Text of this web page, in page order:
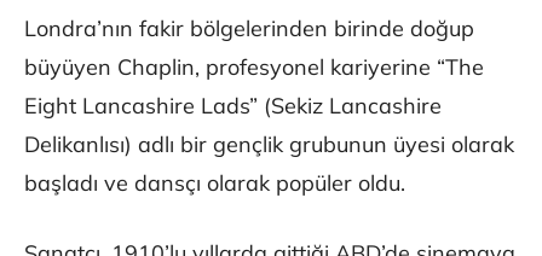
Londra’nın fakir bölgelerinden birinde doğup
büyüyen Chaplin, profesyonel kariyerine “The
Eight Lancashire Lads” (Sekiz Lancashire
Delikanlısı) adlı bir gençlik grubunun üyesi olarak
başladı ve dansçı olarak popüler oldu.